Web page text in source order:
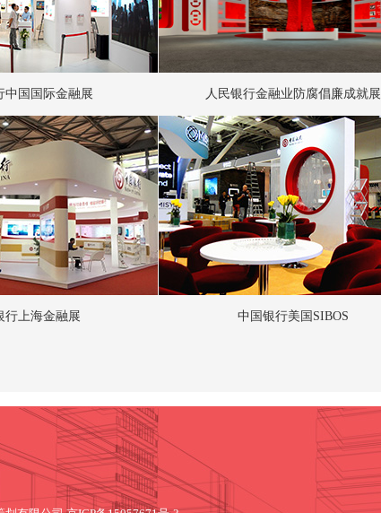
中国国际金融展 人民银行金融业防腐倡廉成就展
行上海金融展 中国银行美国SIBOS